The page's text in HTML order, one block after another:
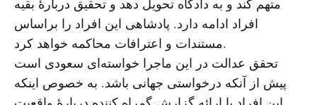
افراد ادامه دارد. پادشاهی این افراد را براساس
مستندات و اعترافات محاکمه خواهد کرد.
تحقق عدالت در این ماجرا خواسته‌ای سعودی است
پیش از آنکه درخواستی جهانی باشد. به خصوص اینکه